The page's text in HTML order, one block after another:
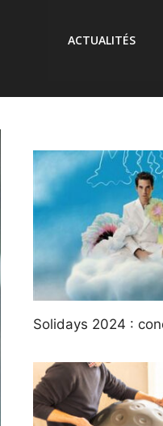
ACTUALITÉS
Solidays 2024 :